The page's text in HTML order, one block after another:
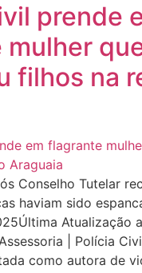
prende
filhos na
Conselho Tutelar
haviam sido
Atualização
| Polícia
como autora de